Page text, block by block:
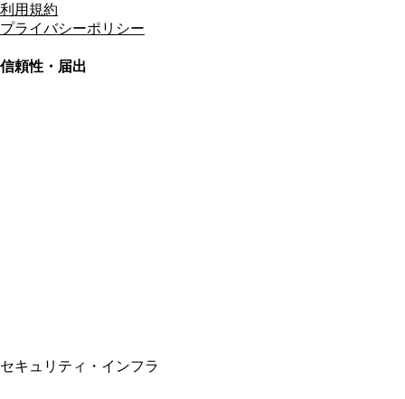
利用規約
プライバシーポリシー
信頼性・届出
セキュリティ・インフラ